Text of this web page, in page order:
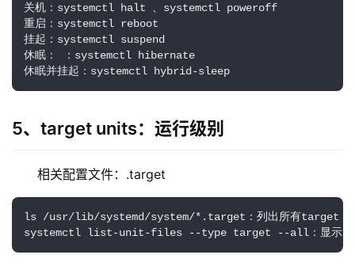
关机：systemctl halt 、systemctl poweroff
重启：systemctl reboot
挂起：systemctl suspend
休眠： ：systemctl hibernate
休眠并挂起：systemctl hybrid-sleep
5、target units：运行级别
相关配置文件：.target
ls /usr/lib/systemd/system/*.target：列出所有target
systemctl list-unit-files --type target --all：显示所